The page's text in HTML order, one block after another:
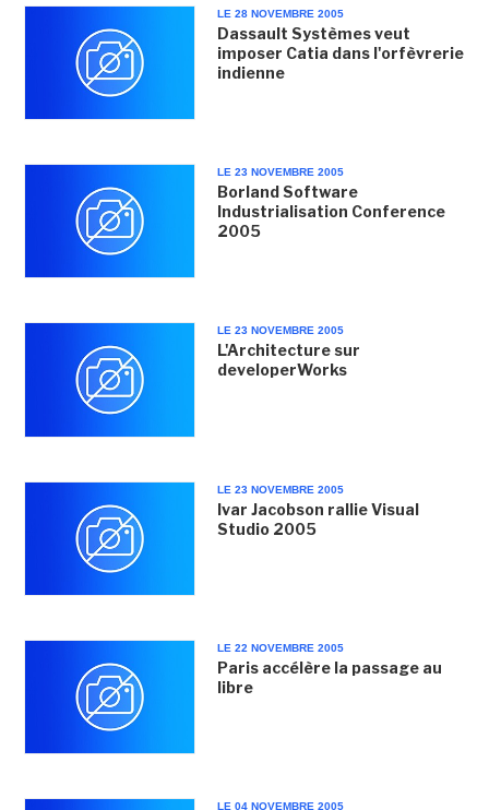
LE 28 NOVEMBRE 2005
Dassault Systèmes veut
imposer Catia dans l'orfèvrerie
indienne
LE 23 NOVEMBRE 2005
Borland Software
Industrialisation Conference
2005
LE 23 NOVEMBRE 2005
L'Architecture sur
developerWorks
LE 23 NOVEMBRE 2005
Ivar Jacobson rallie Visual
Studio 2005
LE 22 NOVEMBRE 2005
Paris accélère la passage au
libre
LE 04 NOVEMBRE 2005